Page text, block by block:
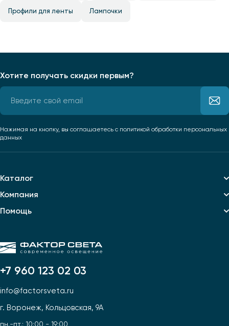
Профили для ленты Лампочки
+7 960 123 02 03
info@factorsveta.ru
г. Воронеж, Кольцовская, 9А
пн.-пт.: 10:00 - 19:00,
Каталог
Компания
Помощь
Хотите получать скидки первым?
Нажимая на кнопку, вы соглашаетесь с политикой обработки персональных
данных